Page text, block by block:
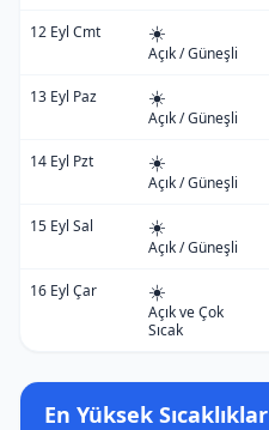
12 Eyl Cmt ☀️
Açık / Güneşli
13 Eyl Paz ☀️
Açık / Güneşli
14 Eyl Pzt ☀️
Açık / Güneşli
15 Eyl Sal ☀️
Açık / Güneşli
16 Eyl Çar ☀️
Açık ve Çok
Sıcak
En Yüksek Sıcaklıklar